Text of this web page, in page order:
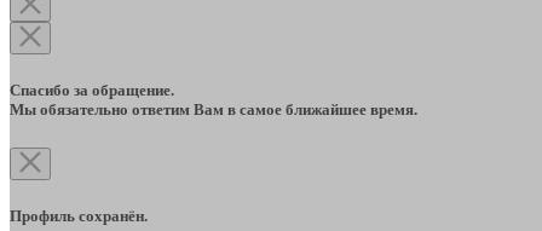
Спасибо за обращение.
Мы обязательно ответим Вам в самое ближайшее время.
Профиль сохранён.